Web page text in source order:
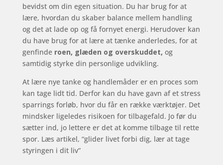
bevidst om din egen situation. Du har brug for at
lære, hvordan du skaber balance mellem handling
og det at lade op og få fornyet energi. Herudover kan
du have brug for at lære at tænke anderledes, for at
genfinde roen, glæden og overskuddet, og
samtidig styrke din personlige udvikling.
At lære nye tanke og handlemåder er en proces som
kan tage lidt tid. Derfor kan du have gavn af et stress
sparrings forløb, hvor du får en række værktøjer. Det
mindsker ligeledes risikoen for tilbagefald. Jo før du
sætter ind, jo lettere er det at komme tilbage til rette
spor. Læs artikel, “glider livet forbi dig, lær at tage
styringen i dit liv”